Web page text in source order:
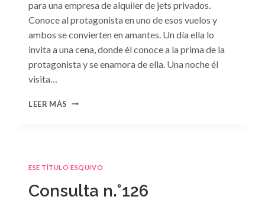
para una empresa de alquiler de jets privados.
Conoce al protagonista en uno de esos vuelos y
ambos se convierten en amantes. Un día ella lo
invita a una cena, donde él conoce a la prima de la
protagonista y se enamora de ella. Una noche él
visita…
LEER MÁS CONSULTA
ESE TÍTULO ESQUIVO
Consulta n.°126